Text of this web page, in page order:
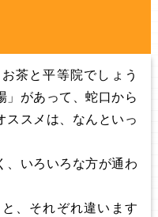
茶と平等院でしょう
」があって、蛇口から
ススメは、なんといっ
、いろいろな方が通わ
、それぞれ違います